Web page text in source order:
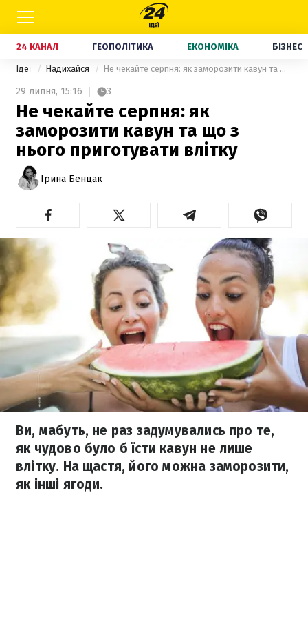
24 КАНАЛ ГЕОПОЛІТИКА ЕКОНОМІКА БІЗНЕС
Ідеї Надихайся Не чекайте серпня: як заморозити кавун та що з нього приготувати влітку
29 липня, 15:16 3
Не чекайте серпня: як
заморозити кавун та що з
нього приготувати влітку
Ірина Бенцак
Ви, мабуть, не раз задумувались про те,
як чудово було б їсти кавун не лише
влітку. На щастя, його можна заморозити,
як інші ягоди.